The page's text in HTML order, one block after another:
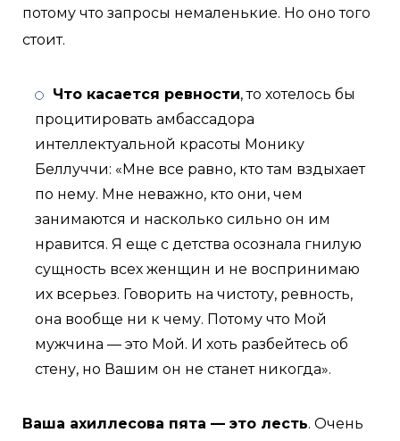
потому что запросы немаленькие. Но оно того
стоит.
Что касается ревности, то хотелось бы
процитировать амбассадора
интеллектуальной красоты Монику
Беллуччи: «Мне все равно, кто там вздыхает
по нему. Мне неважно, кто они, чем
занимаются и насколько сильно он им
нравится. Я еще с детства осознала гнилую
сущность всех женщин и не воспринимаю
их всерьез. Говорить на чистоту, ревность,
она вообще ни к чему. Потому что Мой
мужчина — это Мой. И хоть разбейтесь об
стену, но Вашим он не станет никогда».
Ваша ахиллесова пята — это лесть. Очень